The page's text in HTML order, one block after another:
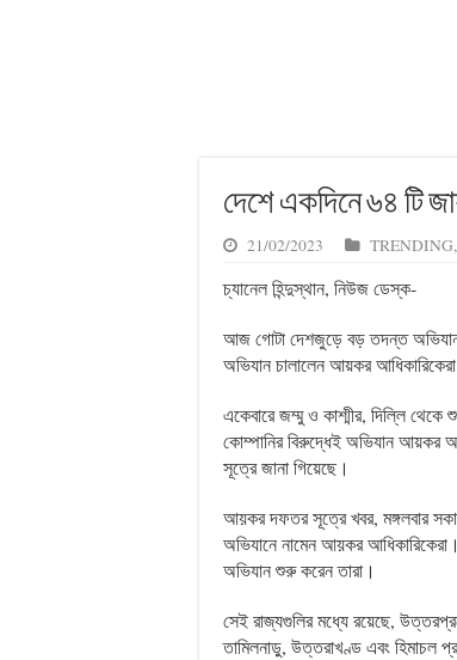
দেশে একদিনে ৬৪ টি
21/02/2023 TRENDING,
চ্যানেল হিন্দুস্থান, নিউজ ডেস্ক-
আজ গোটা দেশজুড়ে বড় তদন্ত
অভিযান চালালেন আয়কর
একেবারে জম্মু ও কাশ্মীর, দিল্লি থেকে
কোম্পানির বিরুদ্ধেই অভিযান আয়কর
সূত্রে জানা গিয়েছে।
আয়কর দফতর সূত্রে খবর, মঙ্গলবার
অভিযানে নামেন আয়কর
অভিযান শুরু করেন তারা।
সেই রাজ্যগুলির মধ্যে রয়েছে,
তামিলনাড়ু, উত্তরাখণ্ড এবং হিমাচল